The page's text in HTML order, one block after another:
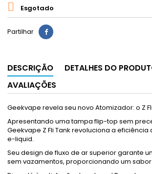
 Esgotado
Partilhar
DESCRIÇÃO
DETALHES DO
AVALIAÇÕES
Geekvape revela seu novo Atomizador: o Z
Apresentando uma tampa flip-top sem
Geekvape Z Fli Tank revoluciona a
e-liquid.
Seu design de fluxo de ar superior garante
sem vazamentos, proporcionando um